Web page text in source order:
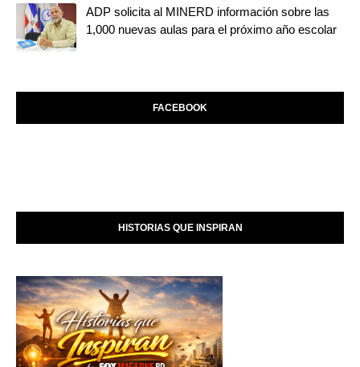
ADP solicita al MINERD información sobre las
1,000 nuevas aulas para el próximo año escolar
FACEBOOK
HISTORIAS QUE INSPIRAN